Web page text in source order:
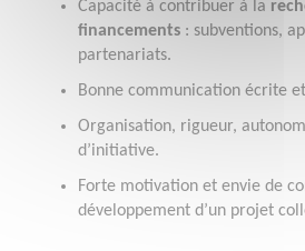
Capacité à contribuer à la
financements : subventions,
partenariats.
Bonne communication écrite
Organisation, rigueur,
d’initiative.
Forte motivation et envie de
développement d’un projet